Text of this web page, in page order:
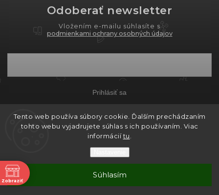
Tento web používa súbory cookie. Ďalším prechádzaním
tohto webu vyjadrujete súhlas s ich používaním. Viac
informáciítu
Súhlasím
Odoberať newsletter
Vložením e-mailu súhlasíte s
podmienkami ochrany osobných údajov
Prihlásiť sa
Vytvoril Shoptet
Copyright 2026PROXIMA.store
Grafický návrh vytvořil a nakódoval
Zobraziť